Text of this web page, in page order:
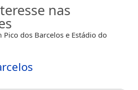
nas
Pico dos Barcelos e Estádio do